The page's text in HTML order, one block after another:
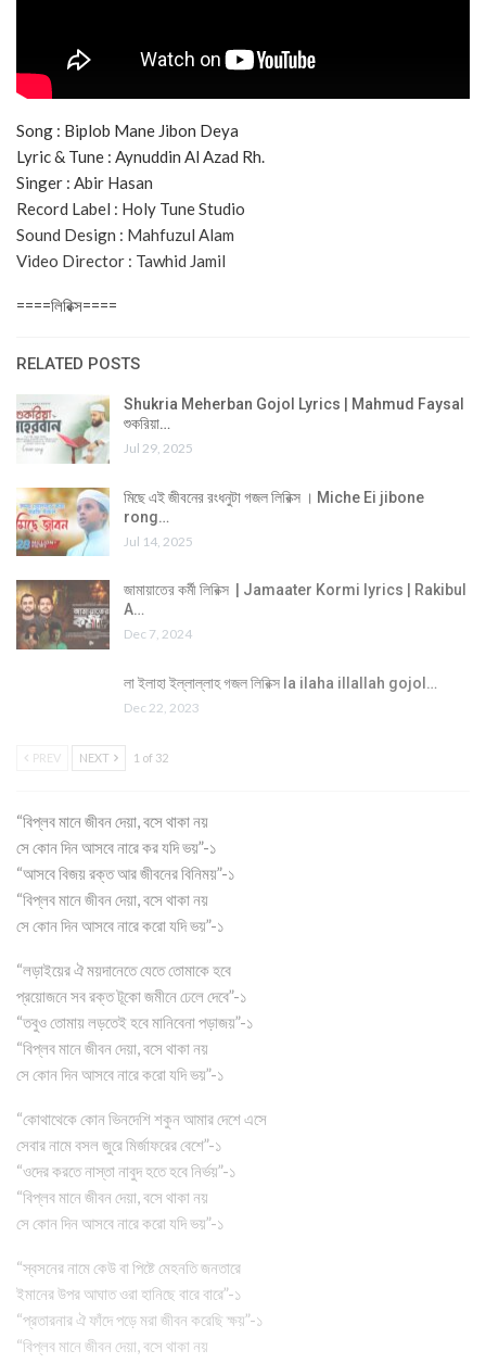
Song : Biplob Mane Jibon Deya
Lyric & Tune : Aynuddin Al Azad Rh.
Singer : Abir Hasan
Record Label : Holy Tune Studio
Sound Design : Mahfuzul Alam
Video Director : Tawhid Jamil
====লিরিক্স====
RELATED POSTS
Shukria Meherban Gojol Lyrics | Mahmud Faysal
শুকরিয়া…
Jul 29, 2025
মিছে এই জীবনের রংধনুটা গজল লিরিক্স । Miche Ei jibone
rong…
Jul 14, 2025
জামায়াতের কর্মী লিরিক্স | Jamaater Kormi lyrics | Rakibul
A…
Dec 7, 2024
লা ইলাহা ইল্লাল্লাহ গজল লিরিক্স la ilaha illallah gojol…
Dec 22, 2023
PREV NEXT 1 of 32
“বিপ্লব মানে জীবন দেয়া, বসে থাকা নয়
সে কোন দিন আসবে নারে কর যদি ভয়”-১
“আসবে বিজয় রক্ত আর জীবনের বিনিময়”-১
“বিপ্লব মানে জীবন দেয়া, বসে থাকা নয়
সে কোন দিন আসবে নারে করো যদি ভয়”-১
“লড়াইয়ের ঐ ময়দানেতে যেতে তোমাকে হবে
প্রয়োজনে সব রক্ত টূকো জমীনে ঢেলে দেবে”-১
“তবুও তোমায় লড়তেই হবে মানিবেনা পড়াজয়”-১
“বিপ্লব মানে জীবন দেয়া, বসে থাকা নয়
সে কোন দিন আসবে নারে করো যদি ভয়”-১
“কোথাথেকে কোন ভিনদেশি শকুন আমার দেশে এসে
সেবার নামে বসল জুরে মির্জাফরের বেশে”-১
“ওদের করতে নাস্তা নাবুদ হতে হবে নির্ভয়”-১
“বিপ্লব মানে জীবন দেয়া, বসে থাকা নয়
সে কোন দিন আসবে নারে করো যদি ভয়”-১
“স্বসনের নামে কেউ বা পিষ্টে মেহনতি জনতারে
ইমানের উপর আঘাত ওরা হানিছে বারে বারে”-১
“প্রতারনার ঐ ফাঁদে পড়ে মরা জীবন করেছি ক্ষয়”-১
“বিপ্লব মানে জীবন দেয়া, বসে থাকা নয়